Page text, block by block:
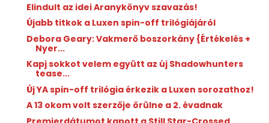
Elindult az idei Aranykönyv szavazás!
Újabb titkok a Luxen spin-off trilógiájáról
Debora Geary: Vakmerő boszorkány {Értékelés +
Nyer...
Kapj sokkot velem együtt az új Shadowhunters
tease...
Új YA spin-off trilógia érkezik a Luxen sorozathoz!
A 13 okom volt szerzője örülne a 2. évadnak